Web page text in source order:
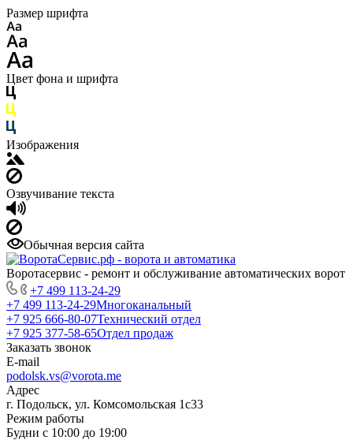
Размер шрифта
Цвет фона и шрифта
Изображения
Озвучивание текста
Обычная версия сайта
Воротасервис - ремонт и обслуживание автоматических ворот
+7 499 113-24-29
+7 499 113-24-29Многоканальный
+7 925 666-80-07Технический отдел
+7 925 377-58-65Отдел продаж
Заказать звонок
E-mail
podolsk.vs@vorota.me
Адрес
г. Подольск, ул. Комсомольская 1с33
Режим работы
Будни с 10:00 до 19:00